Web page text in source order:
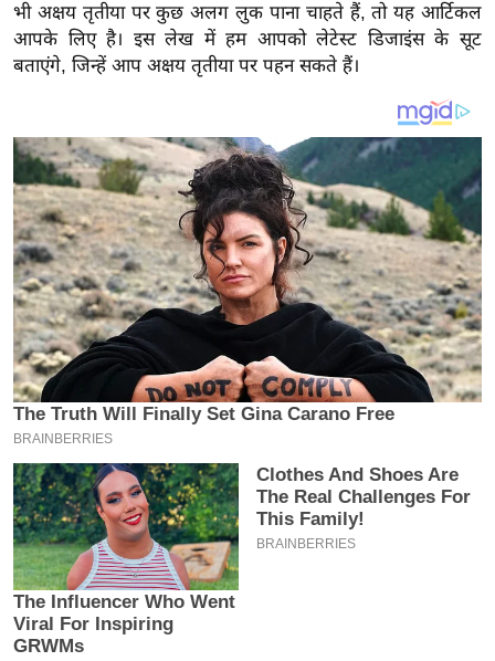
शे
ष
ज्ञ
ब
ज
ट
खे
ल
क्रि
के
ट
I
P
L
2
0
2
6
क्रा
इ
भी अक्षय तृतीया पर कुछ अलग लुक पाना चाहते हैं, तो यह आर्टिकल
आपके लिए है। इस लेख में हम आपको लेटेस्ट डिजाइंस के सूट
बताएंगे, जिन्हें आप अक्षय तृतीया पर पहन सकते हैं।